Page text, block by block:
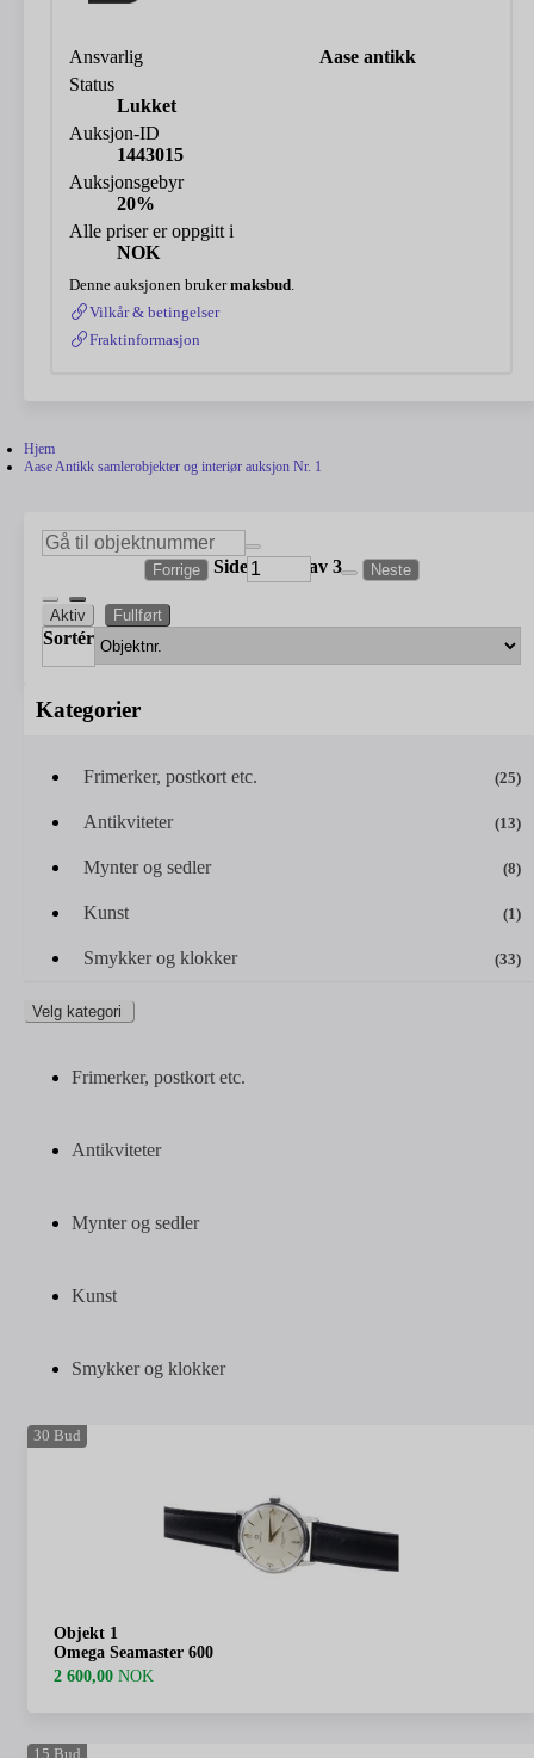
Ansvarlig
Aase antikk
Status
Lukket
Auksjon-ID
1443015
Auksjonsgebyr
20%
Alle priser er oppgitt i
NOK
Denne auksjonen brukermaksbud
Vilkår & betingelser
Fraktinformasjon
Hjem
Aase Antikk samlerobjekter og interiør auksjon Nr. 1
Forrige Side av 3 Neste
Aktiv Fullført
Sortér
Kategorier
Frimerker, postkort etc. (25)
Antikviteter (13)
Mynter og sedler (8)
Kunst (1)
Smykker og klokker (33)
Velg kategori
Frimerker, postkort etc.
Antikviteter
Mynter og sedler
Kunst
Smykker og klokker
30 Bud
Objekt 1
Omega Seamaster 600
2 600,00 NOK
15 Bud